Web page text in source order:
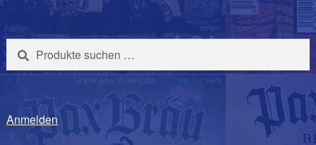
Suchen
nach:
Suchen
Anmelden